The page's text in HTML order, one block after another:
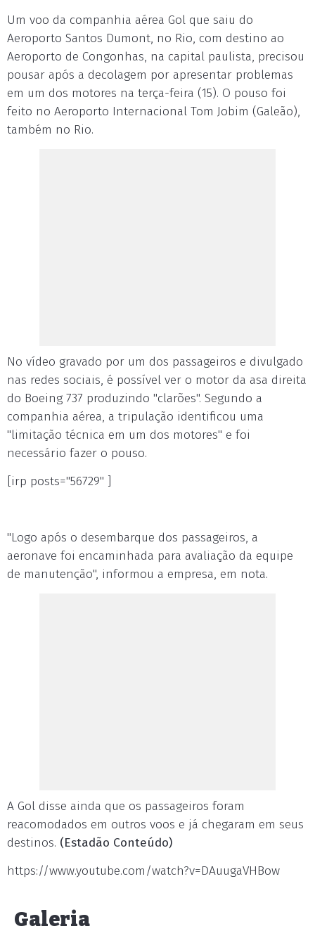
Um voo da companhia aérea Gol que saiu do
Aeroporto Santos Dumont, no Rio, com destino ao
Aeroporto de Congonhas, na capital paulista, precisou
pousar após a decolagem por apresentar problemas
em um dos motores na terça-feira (15). O pouso foi
feito no Aeroporto Internacional Tom Jobim (Galeão),
também no Rio.
No vídeo gravado por um dos passageiros e divulgado
nas redes sociais, é possível ver o motor da asa direita
do Boeing 737 produzindo "clarões". Segundo a
companhia aérea, a tripulação identificou uma
"limitação técnica em um dos motores" e foi
necessário fazer o pouso.
[irp posts="56729" ]
"Logo após o desembarque dos passageiros, a
aeronave foi encaminhada para avaliação da equipe
de manutenção", informou a empresa, em nota.
A Gol disse ainda que os passageiros foram
reacomodados em outros voos e já chegaram em seus
destinos. (Estadão Conteúdo)
https://www.youtube.com/watch?v=DAuugaVHBow
Galeria